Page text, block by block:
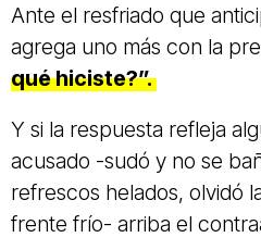
Ante el resfriado que
agrega uno más con la
qué hiciste?”.
Y si la respuesta refleja
acusado -sudó y no se
refrescos helados, olvidó
frente frío- arriba el